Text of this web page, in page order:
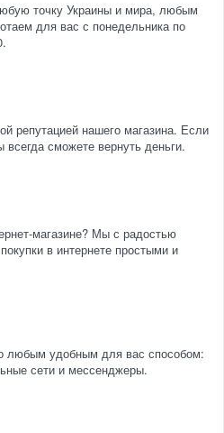
точку Украины и мира, любым
для вас с понедельника по
репутацией нашего магазина. Если
всегда сможете вернуть деньги.
магазине? Мы с радостью
в интернете простыми и
любым удобным для вас способом:
сети и мессенджеры.